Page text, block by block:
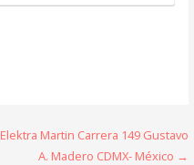
Elektra Martin Carrera 149 Gustavo
A. Madero CDMX- México →